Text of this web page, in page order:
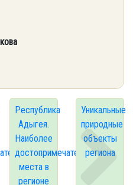
Республика
Адыгея.
Наиболее
достопримечательные
места в
регионе
Уникальные
природные
объекты
региона